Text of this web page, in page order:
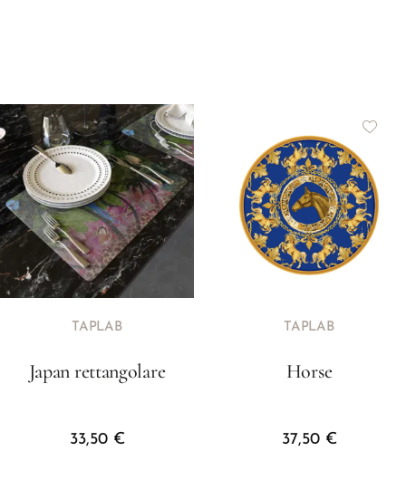
TAPLAB
Japan rettangolare
33,50 €
TAPLAB
Horse
37,50 €